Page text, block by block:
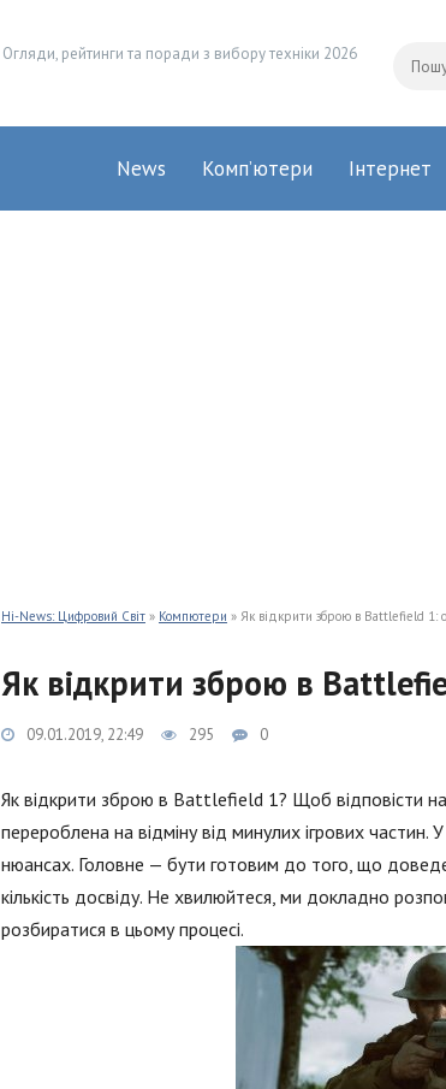
Огляди, рейтинги та поради з вибору техніки 2026
News Комп’ютери Інтернет
Hi-News: Цифровий Світ » Компютери » Як відкрити зброю в Battlefield 1:
Як відкрити зброю в
09.01.2019, 22:49 295 0
Як відкрити зброю в Battlefield 1? Щоб відповісти
перероблена на відміну від минулих ігрових
нюансах. Головне — бути готовим до того, що
кількість досвіду. Не хвилюйтеся, ми докладно
розбиратися в цьому процесі.